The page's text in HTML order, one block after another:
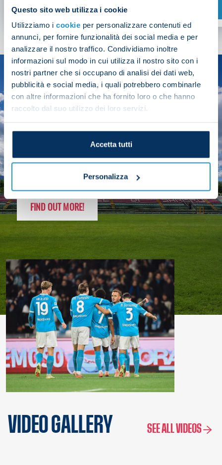
Questo sito web utilizza i cookie
Utilizziamo i cookie per personalizzare contenuti ed
annunci, per fornire funzionalità dei social media e per
analizzare il nostro traffico. Condividiamo inoltre
informazioni sul modo in cui utilizza il nostro sito con i
nostri partner che si occupano di analisi dei dati web,
pubblicità e social media, i quali potrebbero combinarle
con altre informazioni che ha fornito loro o che hanno
raccolto dal suo utilizzo dei loro servizi.
Accetta tutti
Personalizza
SHOP NOW
SEASON
2025/26
FOLLOW THE CHAMPS' JOURNEY
FIND OUT MORE!
VIDEO GALLERY SEE ALL VIDEOS